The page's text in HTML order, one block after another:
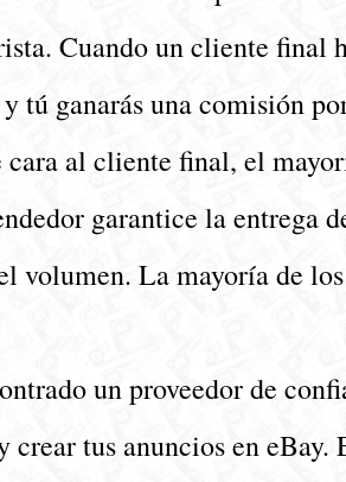
Cuando un cliente final
tú ganarás una comisión
al cliente final, el
garantice la entrega
volumen. La mayoría de
un proveedor de
crear tus anuncios en